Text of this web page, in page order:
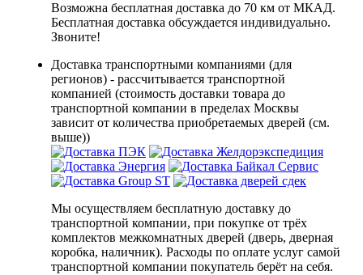
Возможна бесплатная доставка до 70 км от МКАД.
Бесплатная доставка обсуждается индивидуально.
Звоните!
Доставка транспортными компаниями (для
регионов) - рассчитывается транспортной
компанией (стоимость доставки товара до
транспортной компании в пределах Москвы
зависит от количества приобретаемых дверей (см.
выше))
Мы осуществляем бесплатную доставку до
транспортной компании, при покупке от трёх
комплектов межкомнатных дверей (дверь, дверная
коробка, наличник). Расходы по оплате услуг самой
транспортной компании покупатель берёт на себя.